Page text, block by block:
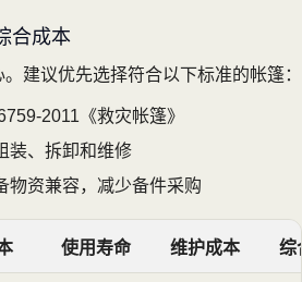
合成本
建议优先选择符合以下标准的帐篷：
2011《救灾帐篷》
装、拆卸和维修
物资兼容，减少备件采购
使用寿命 维护成本 综